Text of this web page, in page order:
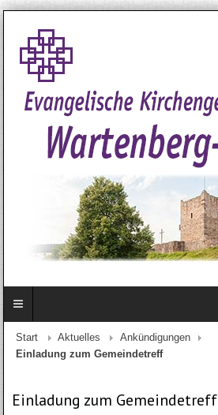
Start Aktuelles
Ankündigungen
Einladung zum Gemeindetreff
Einladung zum Gemeindetreff